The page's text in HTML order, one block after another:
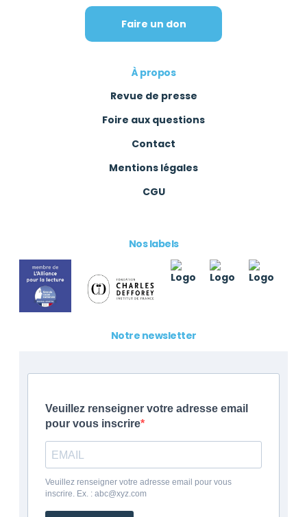
Faire un don
À propos
Revue de presse
Foire aux questions
Contact
Mentions légales
CGU
Nos labels
Notre newsletter
Veuillez renseigner votre adresse email
pour vous inscrire
Veuillez renseigner votre adresse email pour vous
inscrire. Ex. : abc@xyz.com